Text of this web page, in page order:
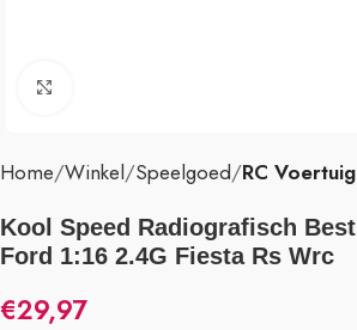
Home Winkel Speelgoed RC
Kool Speed Radiografisch
Ford 1:16 2.4G Fiesta Rs Wrc
€29,97